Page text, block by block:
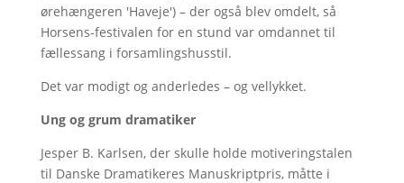
ørehængeren 'Haveje') – der også blev omdelt, så
Horsens-festivalen for en stund var omdannet til
fællessang i forsamlingshusstil.
Det var modigt og anderledes – og vellykket.
Ung og grum dramatiker
Jesper B. Karlsen, der skulle holde motiveringstalen
til Danske Dramatikeres Manuskriptpris, måtte i